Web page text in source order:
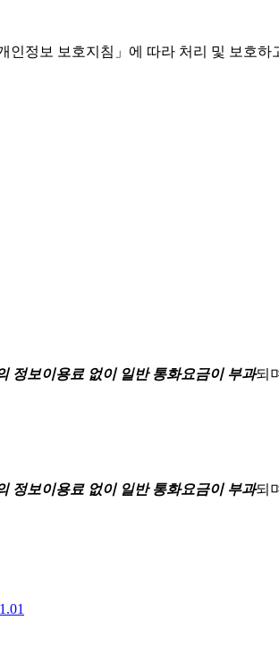
정보 보호지침」에 따라 처리 및 보호하
정보이용료 없이 일반 통화요금이 부과되
정보이용료 없이 일반 통화요금이 부과되